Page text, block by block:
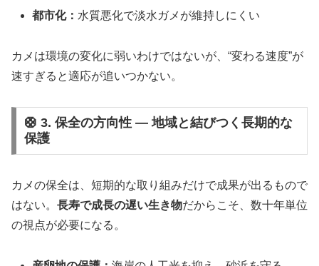
都市化： 水質悪化で淡水ガメが維持しにくい
カメは環境の変化に弱いわけではないが、“変わる速度”が
速すぎると適応が追いつかない。
🛟 3. 保全の方向性 ― 地域と結びつく長期的な
保護
カメの保全は、短期的な取り組みだけで成果が出るもので
はない。 長寿で成長の遅い生き物だからこそ、数十年単位
の視点が必要になる。